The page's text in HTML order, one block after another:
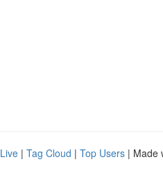
Live | Tag Cloud | Top Users | Made